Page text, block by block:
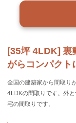
[35坪 4LDK] 裏
がらコンパクト
全国の建築家から間取り
4LDKの間取りです。外
宅の間取りです。